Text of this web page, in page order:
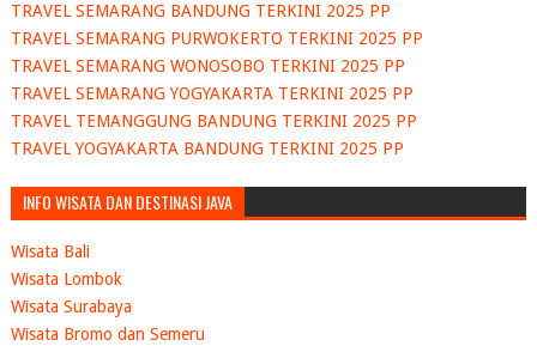
TRAVEL SEMARANG BANDUNG TERKINI 2025 PP
TRAVEL SEMARANG PURWOKERTO TERKINI 2025 PP
TRAVEL SEMARANG WONOSOBO TERKINI 2025 PP
TRAVEL SEMARANG YOGYAKARTA TERKINI 2025 PP
TRAVEL TEMANGGUNG BANDUNG TERKINI 2025 PP
TRAVEL YOGYAKARTA BANDUNG TERKINI 2025 PP
INFO WISATA DAN DESTINASI JAVA
Wisata Bali
Wisata Lombok
Wisata Surabaya
Wisata Bromo dan Semeru